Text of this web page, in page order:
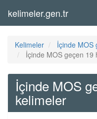
kelimeler.gen.tr
Kelimeler
İçinde MOS
İçinde MOS geçen 19
İçinde MOS
kelimeler